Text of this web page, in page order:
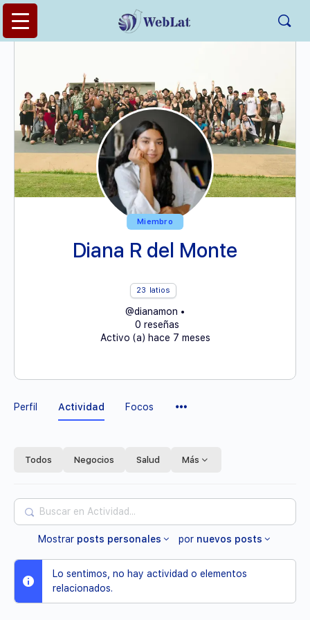
Miembro
Diana R del Monte
23 latios
@dianamon •
0 reseñas
Activo (a) hace 7 meses
Perfil Actividad Focos
Todos Negocios Salud Más
Buscar
en
Actividad...
Mostrar posts personales por nuevos posts
Lo sentimos, no hay actividad o elementos
relacionados.